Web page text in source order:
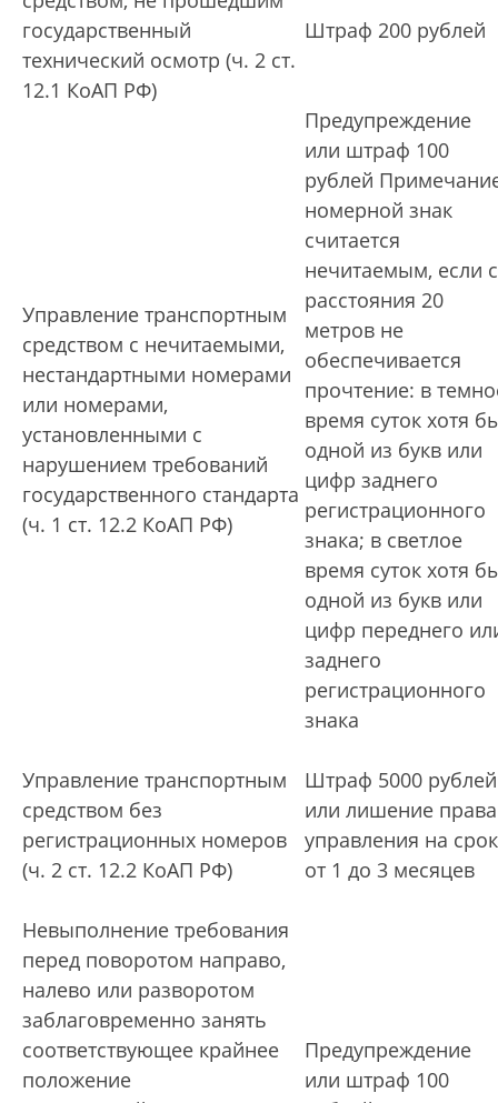
государственный
технический осмотр (ч. 2 ст.
12.1 КоАП РФ)
Штраф 200 рублей
Управление транспортным
средством с нечитаемыми,
нестандартными номерами
или номерами,
установленными с
нарушением требований
государственного стандарта
(ч. 1 ст. 12.2 КоАП РФ)
Предупреждение
или штраф 100
рублей
номерной знак
считается
нечитаемым, если с
расстояния 20
метров не
обеспечивается
прочтение: в
время суток хотя
одной из букв или
цифр заднего
регистрационного
знака; в светлое
время суток хотя
одной из букв или
цифр переднего
заднего
регистрационного
знака
Управление транспортным
средством без
регистрационных номеров
(ч. 2 ст. 12.2 КоАП РФ)
Штраф 5000 рублей
или лишение права
управления на срок
от 1 до 3 месяцев
Невыполнение требования
перед поворотом направо,
налево или разворотом
заблаговременно занять
соответствующее крайнее
положение
Предупреждение
или штраф 100